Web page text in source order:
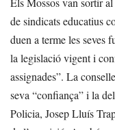
de sindicats educatius
duen a terme les seves
la legislació vigent i
assignades”. La
seva “confiança” i la
Policia, Josep Lluís